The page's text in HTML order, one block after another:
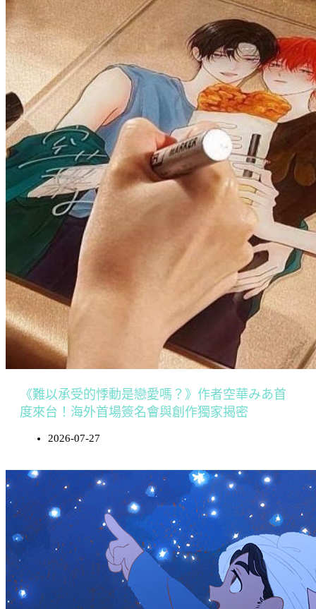
《難以承受的悸動是戀愛嗎？》作者空華みあ首
度來台！海外首場簽名會與創作獨家揭密
2026-07-27